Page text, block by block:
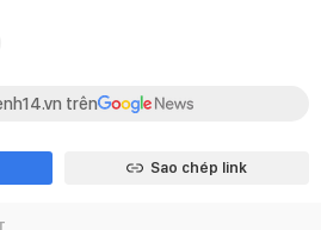
trên
Sao chép link